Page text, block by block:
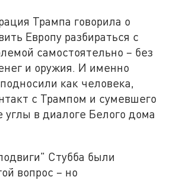
Трампа говорила о
Европу разбираться с
самостоятельно – без
и оружия. И именно
как человека,
с Трампом и сумевшего
углы в диалоге Белого дома
Стубба были
вопрос – но